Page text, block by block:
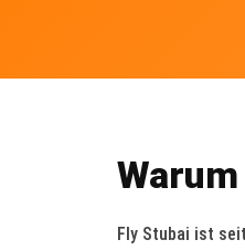
Fly Stubai ist